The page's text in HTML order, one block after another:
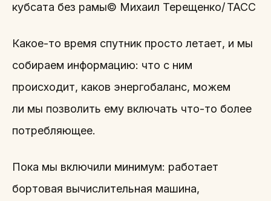
кубсата без рамы© Михаил Терещенко/ ТАСС
Какое-то время спутник просто летает, и мы
собираем информацию: что с ним
происходит, каков энергобаланс, можем
ли мы позволить ему включать что-то более
потребляющее.
Пока мы включили минимум: работает
бортовая вычислительная машина,